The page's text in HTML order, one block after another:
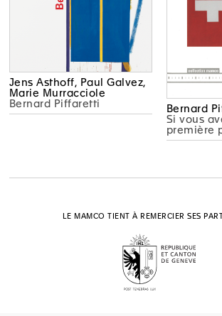
Jens Asthoff, Paul Galvez,
Marie Murracciole
Bernard Piffaretti
Bernard
Si vous
première
LE MAMCO TIENT À REMERCIER SES